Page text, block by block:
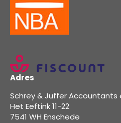
Adres
Schrey & Juffer Accountants
Het Eeftink 11-22
7541 WH Enschede